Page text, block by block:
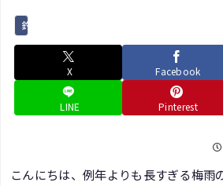
釣り
X Facebook
LINE Pinterest
こんにちは、例年よりも長すぎる梅雨